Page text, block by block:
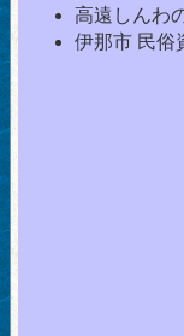
高遠しんわ
伊那市 民俗